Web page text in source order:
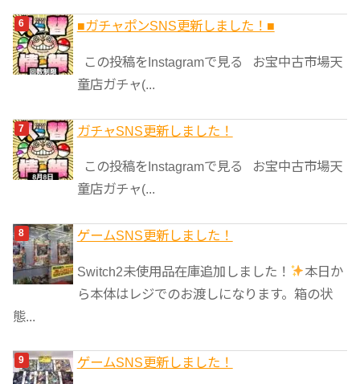
■ガチャポンSNS更新しました！■
この投稿をInstagramで見る お宝中古市場天
童店ガチャ(...
ガチャSNS更新しました！
この投稿をInstagramで見る お宝中古市場天
童店ガチャ(...
ゲームSNS更新しました！
Switch2未使用品在庫追加しました！
本日か
ら本体はレジでのお渡しになります。箱の状
態...
ゲームSNS更新しました！